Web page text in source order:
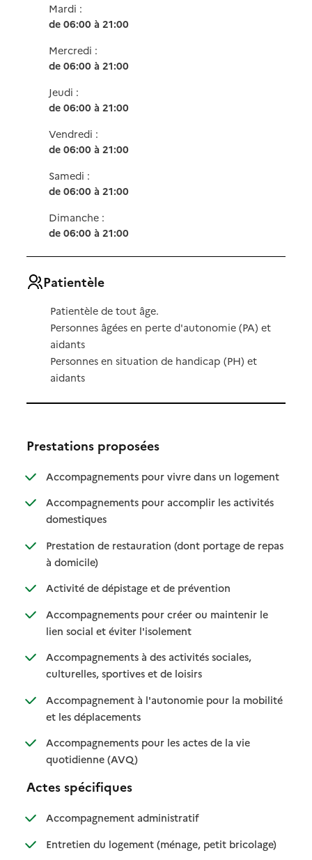
Mardi :
de 06:00 à 21:00
Mercredi :
de 06:00 à 21:00
Jeudi :
de 06:00 à 21:00
Vendredi :
de 06:00 à 21:00
Samedi :
de 06:00 à 21:00
Dimanche :
de 06:00 à 21:00
Patientèle
Patientèle de tout âge.
Personnes âgées en perte d'autonomie (PA) et
aidants
Personnes en situation de handicap (PH) et
aidants
Prestations proposées
Accompagnements pour vivre dans un logement
:
: non
Accompagnements pour accomplir les activités
domestiques: disponible
: non disponible
Prestation de restauration (dont portage de repas
à domicile): disponible
: non disponible
Activité de dépistage et de prévention: disponible
: non disponible
Accompagnements pour créer ou maintenir le
lien social et éviter l'isolement: disponible
: non disponible
Accompagnements à des activités sociales,
culturelles, sportives et de loisirs: disponible
: non disponible
Accompagnement à l'autonomie pour la mobilité
et les déplacements: disponible
: non disponible
Accompagnements pour les actes de la vie
quotidienne (AVQ): disponible
: non disponible
Actes spécifiques
Accompagnement administratif: disponible
: non disponible
Entretien du logement (ménage, petit bricolage): disponible
: non